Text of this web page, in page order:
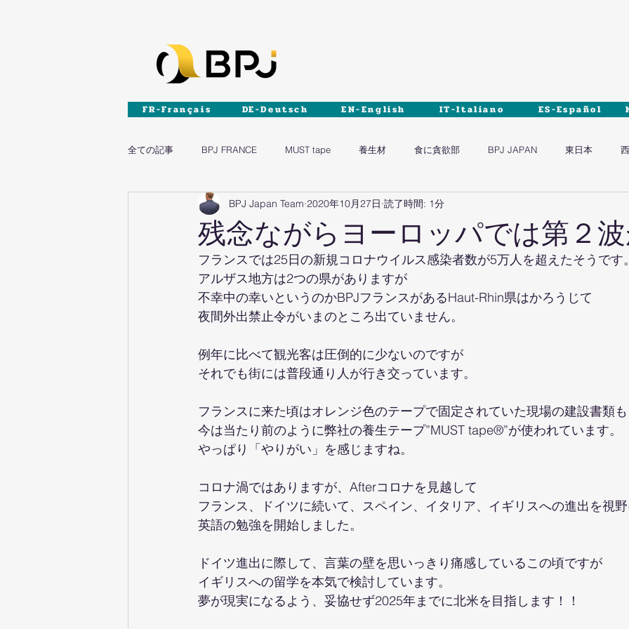
FR-Français DE-Deutsch EN-English IT-Italiano ES-Español
全ての記事 BPJ FRANCE MUST tape 養生材 食に貪欲部 BPJ JAPAN 東日本
家具
残念ながらヨーロッパでは第２
BPJ Japan Team 2020年10月27日 読了時間: 1分
フランスでは25日の新規コロナウイルス感染者数が5万人を超えたそうです
アルザス地方は2つの県がありますが
不幸中の幸いというのかBPJフランスがあるHaut-Rhin県はかろうじて
夜間外出禁止令がいまのところ出ていません。
例年に比べて観光客は圧倒的に少ないのですが
それでも街には普段通り人が行き交っています。
フランスに来た頃はオレンジ色のテープで固定されていた現場の建設書類も
今は当たり前のように弊社の養生テープ”MUST tape®”が使われています。
やっぱり「やりがい」を感じますね。
コロナ渦ではありますが、Afterコロナを見越して
フランス、ドイツに続いて、スペイン、イタリア、イギリスへの進出を視
英語の勉強を開始しました。
ドイツ進出に際して、言葉の壁を思いっきり痛感しているこの頃ですが
イギリスへの留学を本気で検討しています。
夢が現実になるよう、妥協せず2025年までに北米を目指します！！